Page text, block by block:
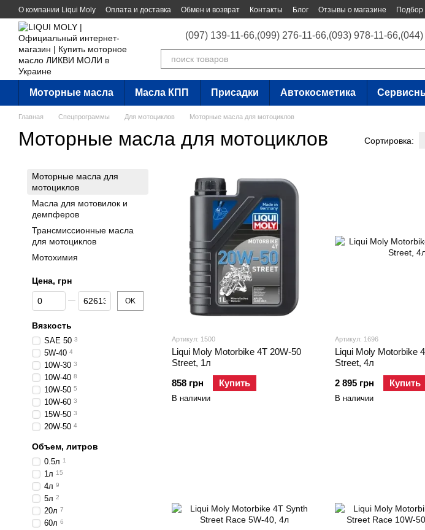
Перейти к основному контенту
О компании Liqui Moly Оплата и доставка Обмен и возврат Контакты Блог Отзывы о магазине Подбор
(097) 139-11-66,(099) 276-11-66,(093) 978-11-66,
Моторные масла Масла КПП Присадки Автокосметика
Главная Спецпрограммы Для мотоциклов Моторные масла для мотоциклов
Моторные масла для мотоциклов Сортировка:
Артикул: 1500
Liqui Moly Motorbike 4T 20W-50
Street, 1л
858 грн
Купить
В наличии
Артикул: 1696
Liqui Moly Motorbike
Street, 4л
2 895 грн
Купить
В наличии
Моторные масла для
мотоциклов
Масла для мотовилок и
демпферов
Трансмиссионные масла
для мотоциклов
Мотохимия
Цена, грн
От Цена, грн
До Цена, грн OK
Вязкость
SAE 50 3
5W-40 4
10W-30 3
10W-40 8
10W-50 5
10W-60 3
15W-50 3
20W-50 4
Объем, литров
0.5л 1
1л 15
4л 9
5л 2
20л 7
60л 6